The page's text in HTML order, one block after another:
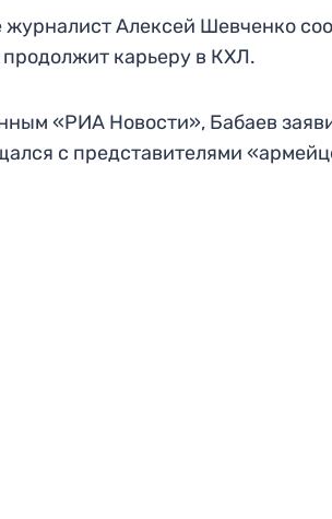
журналист Алексей Шевченко
продолжит карьеру в КХЛ.
«РИА Новости», Бабаев
с представителями